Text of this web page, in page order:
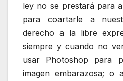
ley no se prestará para
para coartarle a
derecho a la libre
siempre y cuando no
usar Photoshop para
imagen embarazosa; o